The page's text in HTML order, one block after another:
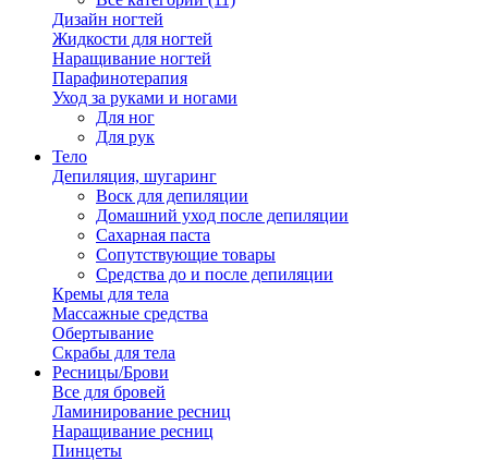
Дизайн ногтей
Жидкости для ногтей
Наращивание ногтей
Парафинотерапия
Уход за руками и ногами
Для ног
Для рук
Тело
Депиляция, шугаринг
Воск для депиляции
Домашний уход после депиляции
Сахарная паста
Сопутствующие товары
Средства до и после депиляции
Кремы для тела
Массажные средства
Обертывание
Скрабы для тела
Ресницы/Брови
Все для бровей
Ламинирование ресниц
Наращивание ресниц
Пинцеты